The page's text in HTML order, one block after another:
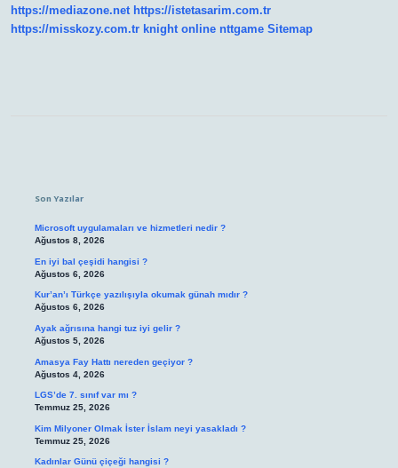
https://mediazone.net https://istetasarim.com.tr
https://misskozy.com.tr knight online nttgame Sitemap
Son Yazılar
Microsoft uygulamaları ve hizmetleri nedir ?
Ağustos 8, 2026
En iyi bal çeşidi hangisi ?
Ağustos 6, 2026
Kur’an’ı Türkçe yazılışıyla okumak günah mıdır ?
Ağustos 6, 2026
Ayak ağrısına hangi tuz iyi gelir ?
Ağustos 5, 2026
Amasya Fay Hattı nereden geçiyor ?
Ağustos 4, 2026
LGS’de 7. sınıf var mı ?
Temmuz 25, 2026
Kim Milyoner Olmak İster İslam neyi yasakladı ?
Temmuz 25, 2026
Kadınlar Günü çiçeği hangisi ?